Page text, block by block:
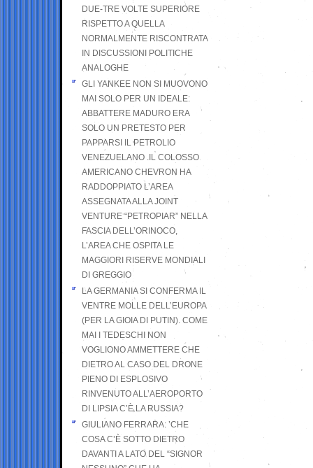
DUE-TRE VOLTE SUPERIORE
RISPETTO A QUELLA
NORMALMENTE RISCONTRATA
IN DISCUSSIONI POLITICHE
ANALOGHE
GLI YANKEE NON SI MUOVONO
MAI SOLO PER UN IDEALE:
ABBATTERE MADURO ERA
SOLO UN PRETESTO PER
PAPPARSI IL PETROLIO
VENEZUELANO .IL COLOSSO
AMERICANO CHEVRON HA
RADDOPPIATO L’AREA
ASSEGNATA ALLA JOINT
VENTURE “PETROPIAR” NELLA
FASCIA DELL’ORINOCO,
L’AREA CHE OSPITA LE
MAGGIORI RISERVE MONDIALI
DI GREGGIO
LA GERMANIA SI CONFERMA IL
VENTRE MOLLE DELL’EUROPA
(PER LA GIOIA DI PUTIN). COME
MAI I TEDESCHI NON
VOGLIONO AMMETTERE CHE
DIETRO AL CASO DEL DRONE
PIENO DI ESPLOSIVO
RINVENUTO ALL’AEROPORTO
DI LIPSIA C’È LA RUSSIA?
GIULIANO FERRARA: ’CHE
COSA C’È SOTTO DIETRO
DAVANTI A LATO DEL “SIGNOR